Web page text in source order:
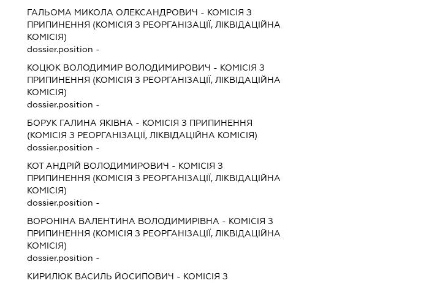
ГАЛЬОМА МИКОЛА ОЛЕКСАНДРОВИЧ - КОМІСІЯ З
ПРИПИНЕННЯ (КОМІСІЯ З РЕОРГАНІЗАЦІЇ, ЛІКВІДАЦІЙНА
КОМІСІЯ)
dossier.position -
КОЦЮК ВОЛОДИМИР ВОЛОДИМИРОВИЧ - КОМІСІЯ З
ПРИПИНЕННЯ (КОМІСІЯ З РЕОРГАНІЗАЦІЇ, ЛІКВІДАЦІЙНА
КОМІСІЯ)
dossier.position -
БОРУК ГАЛИНА ЯКІВНА - КОМІСІЯ З ПРИПИНЕННЯ
(КОМІСІЯ З РЕОРГАНІЗАЦІЇ, ЛІКВІДАЦІЙНА КОМІСІЯ)
dossier.position -
КОТ АНДРІЙ ВОЛОДИМИРОВИЧ - КОМІСІЯ З
ПРИПИНЕННЯ (КОМІСІЯ З РЕОРГАНІЗАЦІЇ, ЛІКВІДАЦІЙНА
КОМІСІЯ)
dossier.position -
ВОРОНІНА ВАЛЕНТИНА ВОЛОДИМИРІВНА - КОМІСІЯ З
ПРИПИНЕННЯ (КОМІСІЯ З РЕОРГАНІЗАЦІЇ, ЛІКВІДАЦІЙНА
КОМІСІЯ)
dossier.position -
КИРИЛЮК ВАСИЛЬ ЙОСИПОВИЧ - КОМІСІЯ З